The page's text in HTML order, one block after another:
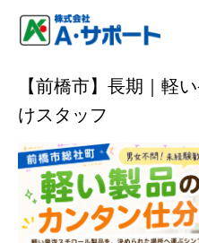
【前橋市】長期｜軽
けスタッフ